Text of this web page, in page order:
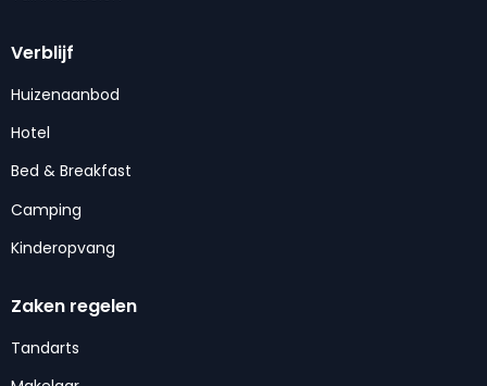
Verblijf
Huizenaanbod
Hotel
Bed & Breakfast
Camping
Kinderopvang
Zaken regelen
Tandarts